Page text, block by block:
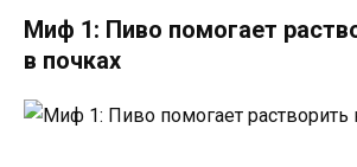
Миф 1: Пиво помогает
в почках